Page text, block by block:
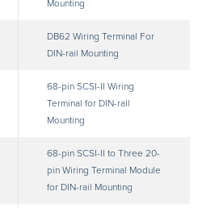
Mounting
DB62 Wiring Terminal For
DIN-rail Mounting
68-pin SCSI-II Wiring
Terminal for DIN-rall
Mounting
68-pin SCSI-II to Three 20-
pin Wiring Terminal Module
for DIN-rail Mounting